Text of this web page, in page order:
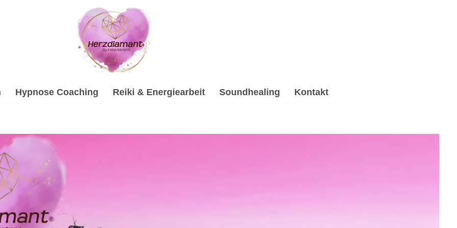
Hypnose Coaching Reiki & Energiearbeit Soundhealing Kontakt
Beratung oder ✓Soundhealing & Reiki, Gesprächstherapie, Hypnose, Psychotherapie Alternative. 💓️
für 88697 Bermatingen – sofort ✓Psychologische Beratung, ✓Gesprächstherapie, ✓Hypnose, ✓Soundhealing &
unsere Expertise ✉.